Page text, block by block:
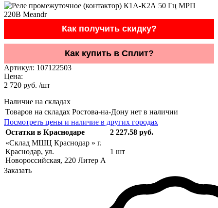
Как получить скидку?
Как купить в Сплит?
Артикул: 107122503
Цена:
2 720 руб. /шт
Наличие на складах
Товаров на складах Ростова-на-Дону нет в наличии
Посмотреть цены и наличие в других городах
Остатки в Краснодаре
2 227.58 руб.
«Склад МШЦ Краснодар » г.
Краснодар, ул.
Новороссийская, 220 Литер А
1 шт
Заказать